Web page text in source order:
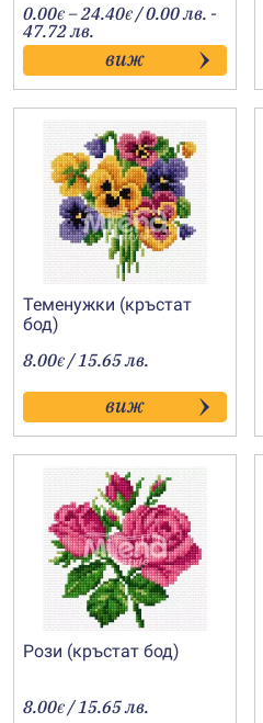
0.00€ –24.40€Price
range:
0.00€
through
24.40€
/ 0.00 лв. -
47.72 лв.
виж
Теменужки (кръстат
бод)
8.00€ / 15.65 лв.
виж
Рози (кръстат бод)
8.00€ / 15.65 лв.